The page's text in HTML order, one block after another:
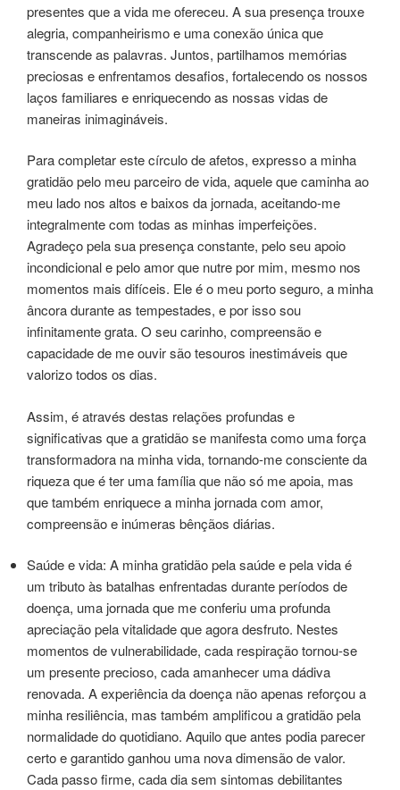
presentes que a vida me ofereceu. A sua presença trouxe
alegria, companheirismo e uma conexão única que
transcende as palavras. Juntos, partilhamos memórias
preciosas e enfrentamos desafios, fortalecendo os nossos
laços familiares e enriquecendo as nossas vidas de
maneiras inimagináveis.
Para completar este círculo de afetos, expresso a minha
gratidão pelo meu parceiro de vida, aquele que caminha ao
meu lado nos altos e baixos da jornada, aceitando-me
integralmente com todas as minhas imperfeições.
Agradeço pela sua presença constante, pelo seu apoio
incondicional e pelo amor que nutre por mim, mesmo nos
momentos mais difíceis. Ele é o meu porto seguro, a minha
âncora durante as tempestades, e por isso sou
infinitamente grata. O seu carinho, compreensão e
capacidade de me ouvir são tesouros inestimáveis que
valorizo todos os dias.
Assim, é através destas relações profundas e
significativas que a gratidão se manifesta como uma força
transformadora na minha vida, tornando-me consciente da
riqueza que é ter uma família que não só me apoia, mas
que também enriquece a minha jornada com amor,
compreensão e inúmeras bênçãos diárias.
Saúde e vida: A minha gratidão pela saúde e pela vida é
um tributo às batalhas enfrentadas durante períodos de
doença, uma jornada que me conferiu uma profunda
apreciação pela vitalidade que agora desfruto. Nestes
momentos de vulnerabilidade, cada respiração tornou-se
um presente precioso, cada amanhecer uma dádiva
renovada. A experiência da doença não apenas reforçou a
minha resiliência, mas também amplificou a gratidão pela
normalidade do quotidiano. Aquilo que antes podia parecer
certo e garantido ganhou uma nova dimensão de valor.
Cada passo firme, cada dia sem sintomas debilitantes